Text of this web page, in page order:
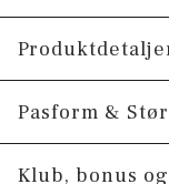
Der er tre
er en
Lavet med
Pasform &
Fit:Regular fit
Klub, bonus